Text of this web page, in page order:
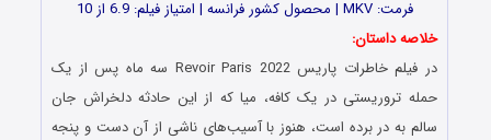
فرمت: MKV | محصول کشور فرانسه | امتیاز فیلم: 6.9 از 10
خلاصه داستان:
در فیلم خاطرات پاریس Revoir Paris 2022 سه ماه پس از یک
حمله تروریستی در یک کافه، میا که از این حادثه دلخراش جان
سالم به در برده است، هنوز با آسیب‌های ناشی از آن دست و پنجه